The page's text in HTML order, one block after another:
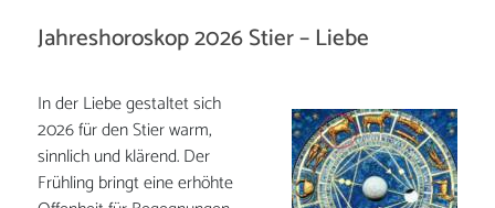
Jahreshoroskop 2026 Stier – Liebe
In der Liebe gestaltet sich
2026 für den Stier warm,
sinnlich und klärend. Der
Frühling bringt eine erhöhte